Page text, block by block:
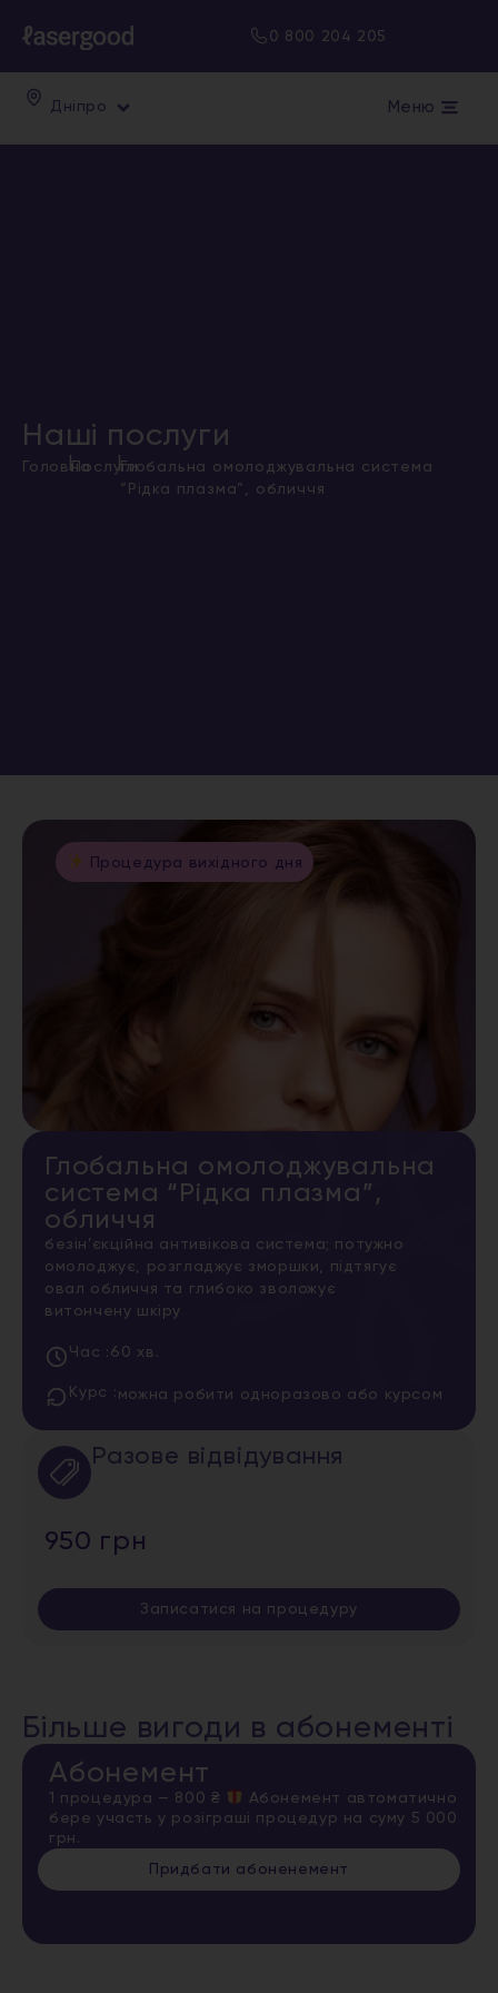
0 800 204 205
Дніпро Меню
Наші послуги
Головна
|Послуги
|Глобальна омолоджувальна система
“Рідка плазма”, обличчя
Процедура вихідного дня
Глобальна омолоджувальна
система “Рідка плазма”,
обличчя
безін’єкційна антивікова система; потужно
омолоджує, розгладжує зморшки, підтягує
овал обличчя та глибоко зволожує
витончену шкіру
Час : 60 хв.
Курс : можна робити одноразово або курсом
Разове відвідування
950 грн
Записатися на процедуру
Більше вигоди в абонементі
Абонемент
1 процедура — 800 ₴
Абонемент автоматично
бере участь у розіграші процедур на суму 5 000
грн.
Придбати абоненемент